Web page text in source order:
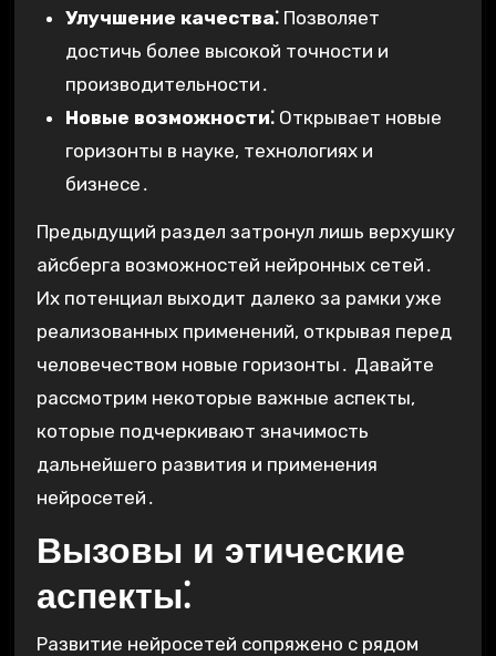
Улучшение качества⁚Позволяет
достичь более высокой точности и
производительности․
Новые возможности⁚Открывает новые
горизонты в науке, технологиях и
бизнесе․
Предыдущий раздел затронул лишь верхушку
айсберга возможностей нейронных сетей․
Их потенциал выходит далеко за рамки уже
реализованных применений, открывая перед
человечеством новые горизонты․ Давайте
рассмотрим некоторые важные аспекты,
которые подчеркивают значимость
дальнейшего развития и применения
нейросетей․
Вызовы и этические
аспекты⁚
Развитие нейросетей сопряжено с рядом